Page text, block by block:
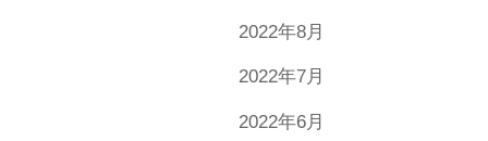
2022年8月
2022年7月
2022年6月